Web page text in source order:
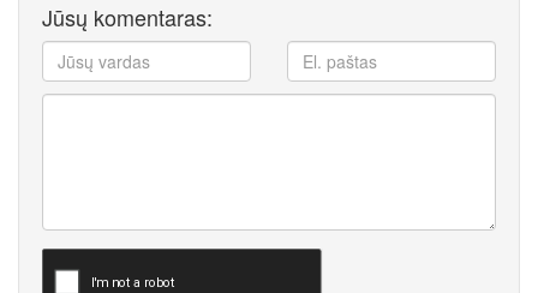
Jūsų komentaras: